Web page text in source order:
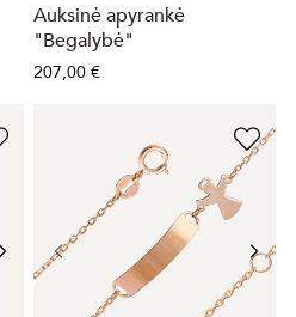
Auksinė apyrankė
"Begalybė"
207,00 €